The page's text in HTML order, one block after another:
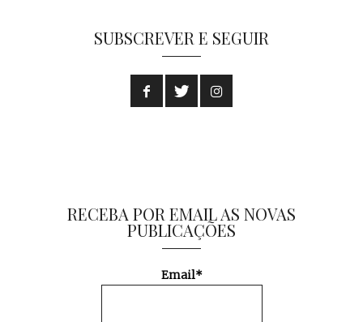
SUBSCREVER E SEGUIR
RECEBA POR EMAIL AS NOVAS
PUBLICAÇÕES
Email*